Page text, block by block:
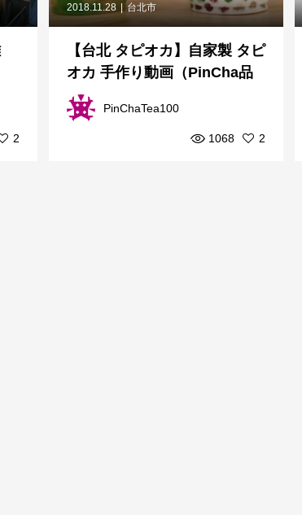
2
2018.11.28 台北市
【台北 タピオカ】自家製 タピ
オカ 手作り動画（PinCha品
茶）
PinChaTea100
1068 2